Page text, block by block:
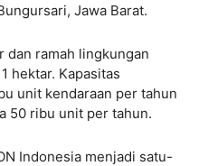
Jawa Barat.
dan ramah lingkungan
hektar. Kapasitas
unit kendaraan per tahun
50 ribu unit per tahun.
Indonesia menjadi satu-